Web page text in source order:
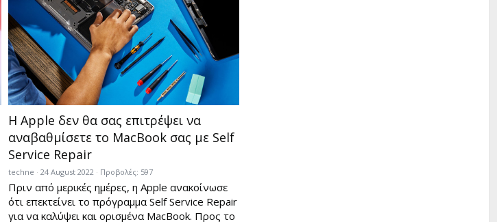
Η Apple δεν θα σας επιτρέψει να
αναβαθμίσετε το MacBook σας με Self
Service Repair
techne 24 August 2022 Προβολές: 597
Πριν από μερικές ημέρες, η Apple ανακοίνωσε
ότι επεκτείνει το πρόγραμμα Self Service Repair
για να καλύψει και ορισμένα MacBook. Προς το